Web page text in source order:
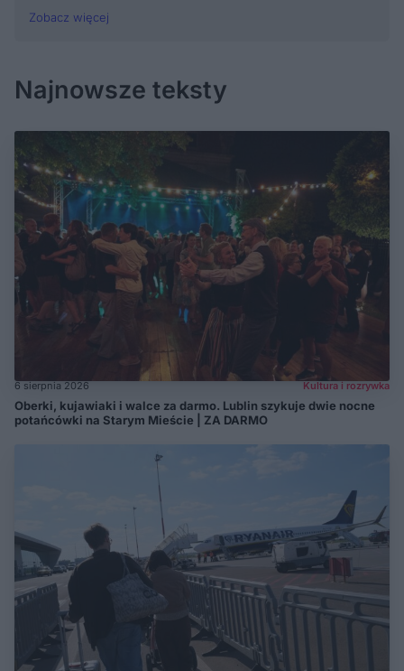
Zobacz więcej
Najnowsze teksty
6 sierpnia 2026 Kultura i rozrywka
Oberki, kujawiaki i walce za darmo. Lublin szykuje dwie nocne
potańcówki na Starym Mieście | ZA DARMO